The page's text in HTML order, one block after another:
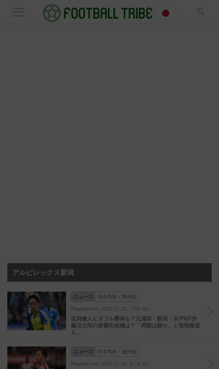
アルビレックス新潟
ニュース 日本代表・海外組
Posted on: 2026.07.28. 7:58 am
塩貝健人とダブル獲得も？元浦和・新潟・水戸MF伊
藤涼太郎の移籍先候補は？「周囲は静か」と現地報道
も…
ニュース 日本代表・海外組
Posted on: 2026.07.26. 6:14 am